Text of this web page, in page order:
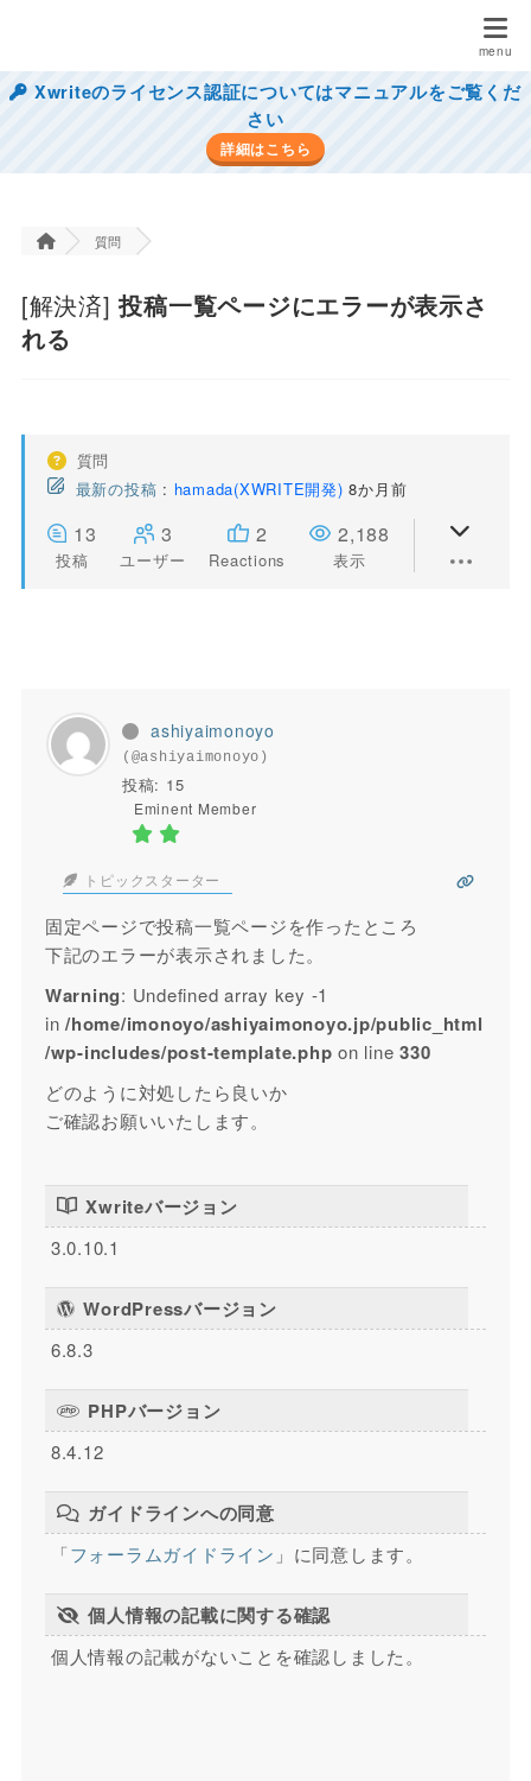
Xwriteのライセンス認証についてはマニュアルをご覧くだ
さい
詳細はこちら
質問
[解決済] 投稿一覧ページにエラーが表示さ
れる
質問
最新の投稿 : hamada(XWRITE開発) 8か月前
13
投稿
3
ユーザー
2
Reactions
2,188
表示
ashiyaimonoyo
(@ashiyaimonoyo)
投稿: 15
Eminent Member
トピックスターター
固定ページで投稿一覧ページを作ったところ
下記のエラーが表示されました。
Warning: Undefined array key -1
in/home/imonoyo/ashiyaimonoyo.jp/public_html
/wp-includes/post-template.php on line330
どのように対処したら良いか
ご確認お願いいたします。
Xwriteバージョン
3.0.10.1
WordPressバージョン
6.8.3
PHPバージョン
8.4.12
ガイドラインへの同意
「フォーラムガイドライン 」に同意します。
個人情報の記載に関する確認
個人情報の記載がないことを確認しました。